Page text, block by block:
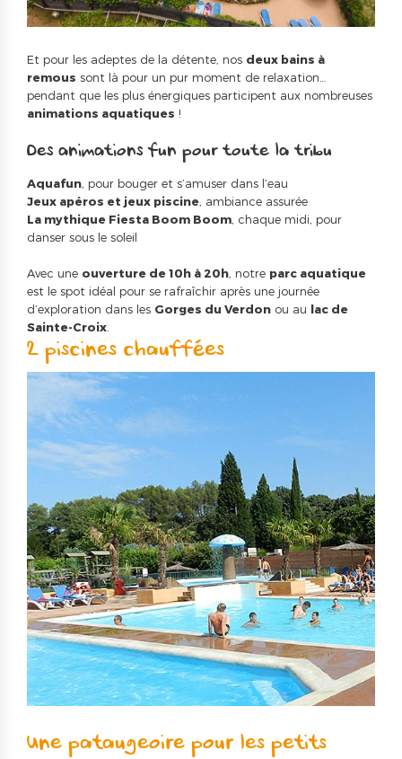
Et pour les adeptes de la détente, nos deux bains à
remous sont là pour un pur moment de relaxation…
pendant que les plus énergiques participent aux nombreuses
animations aquatiques !
Des animations fun pour toute la tribu
Aquafun , pour bouger et s’amuser dans l’eau
Jeux apéros et jeux piscine , ambiance assurée
La mythique Fiesta Boom Boom , chaque midi, pour
danser sous le soleil
Avec une ouverture de 10h à 20h , notre parc aquatique
est le spot idéal pour se rafraîchir après une journée
d’exploration dans les Gorges du Verdon ou au lac de
Sainte-Croix
2 piscines chauffées
Une pataugeoire pour les petits